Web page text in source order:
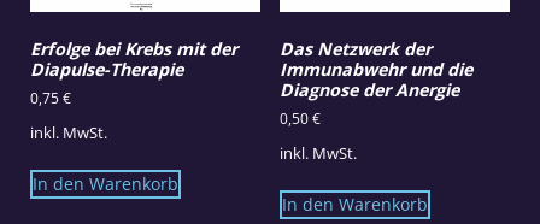
Erfolge bei Krebs mit der
Diapulse-Therapie
0,75€
inkl. MwSt.
In den Warenkorb
Das Netzwerk der
Immunabwehr und die
Diagnose der Anergie
0,50€
inkl. MwSt.
In den Warenkorb